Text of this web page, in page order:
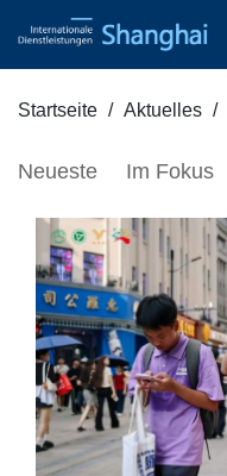
Startseite Aktuelles
Neueste Im Fokus